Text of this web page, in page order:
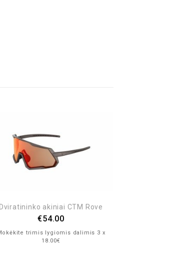
Dviratininko akiniai CTM Rove
€54.00
trimis lygiomis dalimis 3 x
18.00€